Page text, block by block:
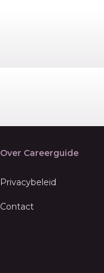
Over Careerguide
Privacybeleid
Contact